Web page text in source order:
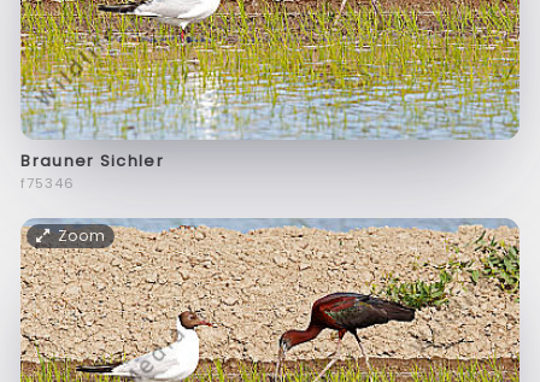
Brauner Sichler
f75346
Zoom